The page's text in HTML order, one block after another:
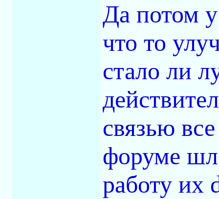
Да потом
что то
стало ли
связью
форуме
работу их